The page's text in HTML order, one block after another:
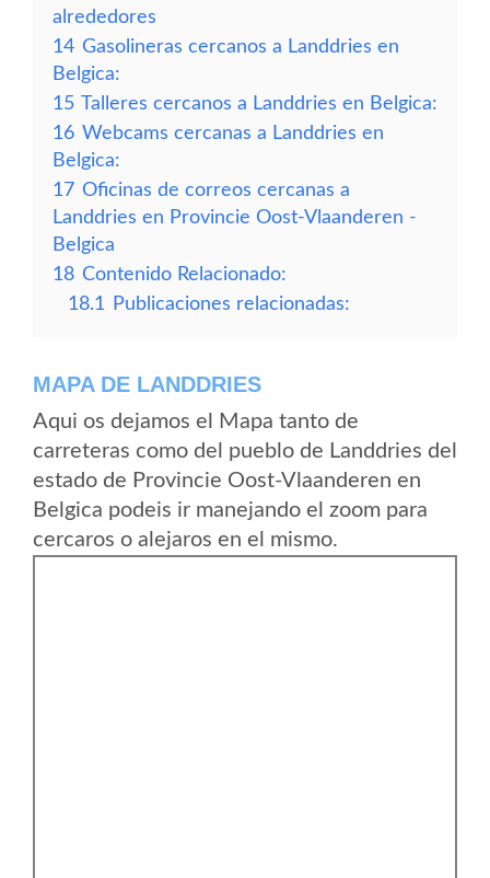
alrededores
14 Gasolineras cercanos a Landdries en
Belgica:
15 Talleres cercanos a Landdries en Belgica:
16 Webcams cercanas a Landdries en
Belgica:
17 Oficinas de correos cercanas a
Landdries en Provincie Oost-Vlaanderen -
Belgica
18 Contenido Relacionado:
18.1
Publicaciones relacionadas:
MAPA DE LANDDRIES
Aqui os dejamos el Mapa tanto de
carreteras como del pueblo de Landdries del
estado de Provincie Oost-Vlaanderen en
Belgica podeis ir manejando el zoom para
cercaros o alejaros en el mismo.